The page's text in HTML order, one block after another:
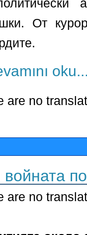
От
are no
are no